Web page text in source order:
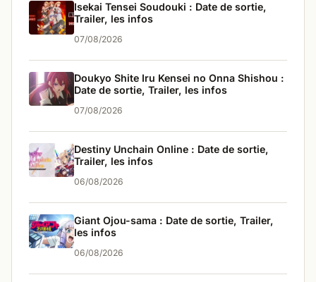
Isekai Tensei Soudouki : Date de sortie,
Trailer, les infos
07/08/2026
Doukyo Shite Iru Kensei no Onna Shishou :
Date de sortie, Trailer, les infos
07/08/2026
Destiny Unchain Online : Date de sortie,
Trailer, les infos
06/08/2026
Giant Ojou-sama : Date de sortie, Trailer,
les infos
06/08/2026